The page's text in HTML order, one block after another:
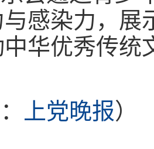
感染力，展
华优秀传统
上党晚报）